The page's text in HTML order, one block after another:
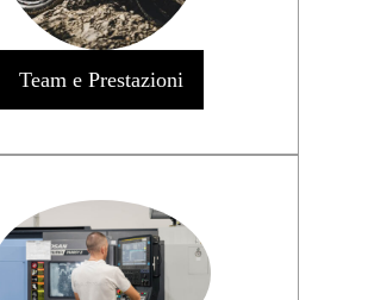
Team e Prestazioni